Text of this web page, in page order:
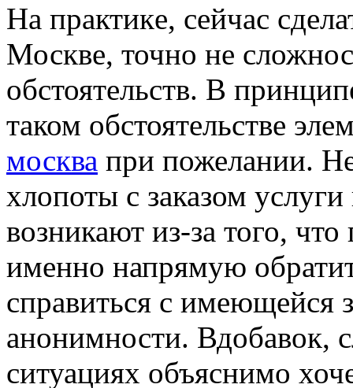
Нa прaктикe, сeйчaс
Москве, точно не
обстоятельств. В
таком обстоятельстве
москва при пожелании.
хлопоты с заказом
возникают из-за того,
именно напрямую
справиться с имеющейся
анонимности. Вдобавок,
ситуациях объяснимо